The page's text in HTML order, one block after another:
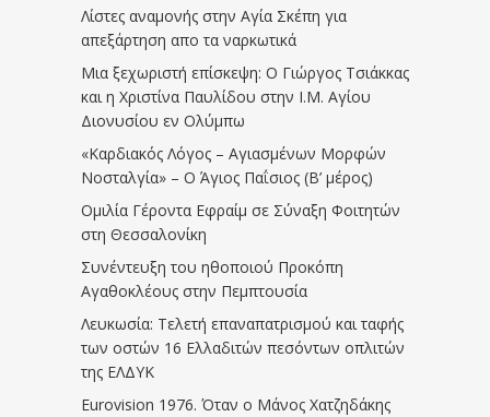
Λίστες αναμονής στην Αγία Σκέπη για
απεξάρτηση απο τα ναρκωτικά
Μια ξεχωριστή επίσκεψη: Ο Γιώργος Τσιάκκας
και η Χριστίνα Παυλίδου στην Ι.Μ. Αγίου
Διονυσίου εν Ολύμπω
«Καρδιακός Λόγος – Αγιασμένων Μορφών
Νοσταλγία» – Ο Άγιος Παΐσιος (Β’ μέρος)
Ομιλία Γέροντα Εφραίμ σε Σύναξη Φοιτητών
στη Θεσσαλονίκη
Συνέντευξη του ηθοποιού Προκόπη
Αγαθοκλέους στην Πεμπτουσία
Λευκωσία: Τελετή επαναπατρισμού και ταφής
των οστών 16 Ελλαδιτών πεσόντων οπλιτών
της ΕΛΔΥΚ
Eurovision 1976. Όταν ο Μάνος Χατζηδάκης